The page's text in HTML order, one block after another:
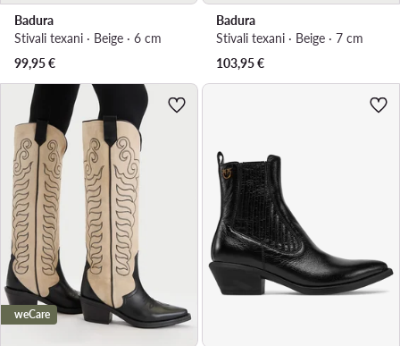
Badura
Stivali texani · Beige · 6 cm
99,95€
Badura
Stivali texani · Beige · 7 cm
103,95€
weCare